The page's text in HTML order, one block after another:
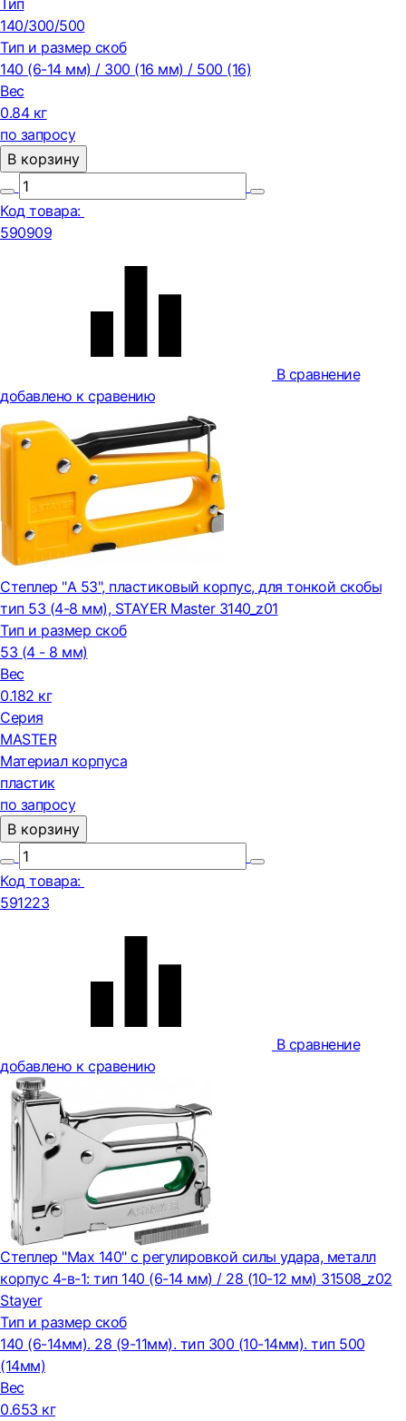
Тип
140/300/500
Тип и размер скоб
140 (6-14 мм) / 300 (16 мм) / 500 (16)
Вес
0.84 кг
по запросу
В корзину
Код товара:
590909
В сравнение
добавлено к сравению
Степлер "A 53", пластиковый корпус, для тонкой скобы
тип 53 (4-8 мм), STAYER Master 3140_z01
Тип и размер скоб
53 (4 - 8 мм)
Вес
0.182 кг
Серия
MASTER
Материал корпуса
пластик
по запросу
В корзину
Код товара:
591223
В сравнение
добавлено к сравению
Степлер "Max 140" с регулировкой силы удара, металл
корпус 4-в-1: тип 140 (6-14 мм) / 28 (10-12 мм) 31508_z02
Stayer
Тип и размер скоб
140 (6-14мм). 28 (9-11мм). тип 300 (10-14мм). тип 500
(14мм)
Вес
0.653 кг